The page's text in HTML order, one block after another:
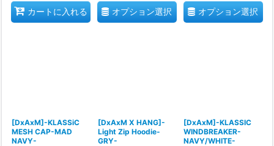
カートに入れる オプション選択 オプション選択
[DxAxM]-KLASSiC
MESH CAP-MAD
NAVY-
[DxAxM X HANG]-
Light Zip Hoodie-
GRY-
[DxAxM]-KLASSIC
WINDBREAKER-
NAVY/WHITE-